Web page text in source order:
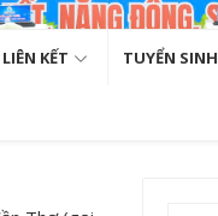
LIÊN KẾT TUYỂN SINH